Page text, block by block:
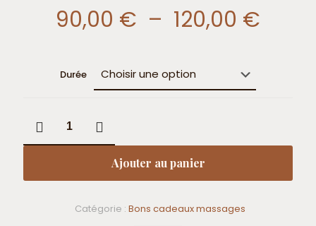
90,00 € – 120,00 €
Durée
Bon
sportif
Ajouter au panier
Catégorie : Bons cadeaux massages